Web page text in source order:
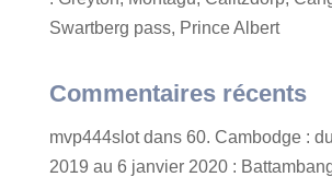
Swartberg pass, Prince Albert
Commentaires récents
mvp444slotdans 60. Cambodge :
2019 au 6 janvier 2020 :